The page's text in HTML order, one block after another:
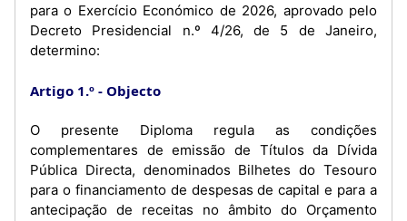
para o Exercício Económico de 2026, aprovado pelo
Decreto Presidencial n.º 4/26, de 5 de Janeiro,
determino:
Artigo 1.º Objecto
O presente Diploma regula as condições
complementares de emissão de Títulos da Dívida
Pública Directa, denominados Bilhetes do Tesouro
para o financiamento de despesas de capital e para a
antecipação de receitas no âmbito do Orçamento